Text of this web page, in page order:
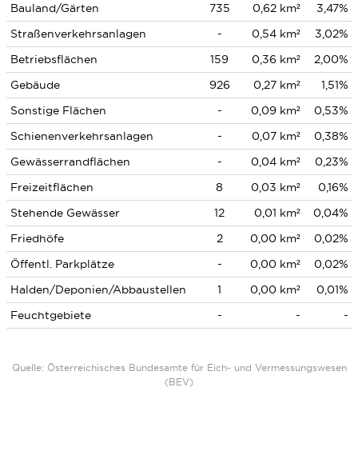
Bauland/Gärten 735 0,62 km²
3,47%
Straßenverkehrsanlagen
- 0,54 km²
3,02%
Betriebsflächen
159 0,36 km²
2,00%
Gebäude
926 0,27 km²
1,51%
Sonstige Flächen
- 0,09 km²
0,53%
Schienenverkehrsanlagen
- 0,07 km²
0,38%
Gewässerrandflächen
- 0,04 km²
0,23%
Freizeitflächen
8 0,03 km²
0,16%
Stehende Gewässer
12 0,01 km²
0,04%
Friedhöfe
2 0,00 km²
0,02%
Öffentl. Parkplätze
- 0,00 km²
0,02%
Halden/Deponien/Abbaustellen
1 0,00 km²
0,01%
Feuchtgebiete
- - -
Quelle: Österreichisches Bundesamte für Eich- und Vermessungswesen
(BEV)